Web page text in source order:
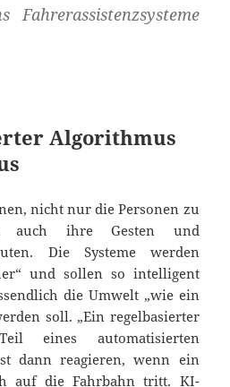
Fahrerassistenzsysteme
Algorithmus
nicht nur die Personen zu
auch ihre Gesten und
Die Systeme werden
und sollen so intelligent
die Umwelt „wie ein
soll. „Ein regelbasierter
eines automatisierten
dann reagieren, wenn ein
auf die Fahrbahn tritt. KI-